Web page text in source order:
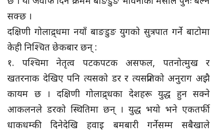
सक्छ ।
दक्षिणी गोलाद्र्धमा नयाँ बाङडुङ युगको सुत्रपात गर्ने बाटोमा
केही निश्चित छेकबार छन् :
१. पश्चिमा नेतृत्व पटकपटक असफल, पतनोत्मुख र
खतरनाक देखिए पनि त्यसको डर र त्यसप्रतिको अनुराग अझै
कायम छ । दक्षिणी गोलाद्र्धका देशहरू युद्ध हुन सक्ने
आकलनले डरको स्थितिमा छन् । युद्ध भयो भने एकतर्फी
धाकधम्की दिनेदेखि हवाइ बमबारी गर्नेसम्म सबैखाले